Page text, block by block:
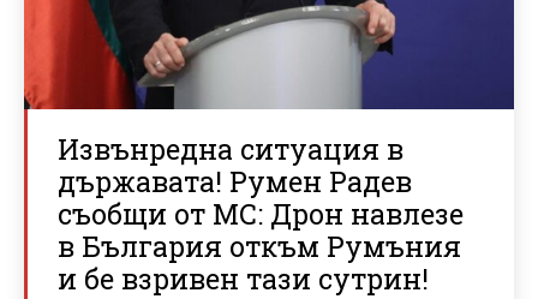
Извънредна ситуация в
държавата! Румен Радев
съобщи от МС: Дрон навлезе
в България откъм Румъния
и бе взривен тази сутрин!